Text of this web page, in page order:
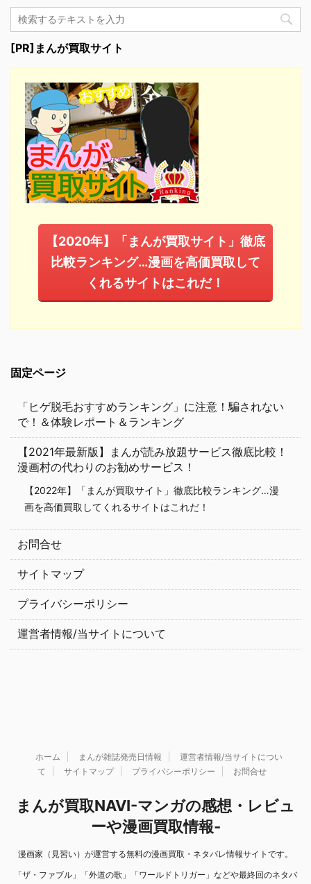
[PR]まんが買取サイト
【2020年】「まんが買取サイト」徹底
比較ランキング…漫画を高価買取して
くれるサイトはこれだ！
固定ページ
「ヒゲ脱毛おすすめランキング」に注意！騙されない
で！＆体験レポート＆ランキング
【2021年最新版】まんが読み放題サービス徹底比較！
漫画村の代わりのお勧めサービス！
【2022年】「まんが買取サイト」徹底比較ランキング…漫
画を高価買取してくれるサイトはこれだ！
お問合せ
サイトマップ
プライバシーポリシー
運営者情報/当サイトについて
ホーム まんが雑誌発売日情報
運営者情報/当サイトについ
て
サイトマップ プライバシーポリシー お問合せ
まんが買取NAVI-マンガの感想・レビュ
ーや漫画買取情報-
漫画家（見習い）が運営する無料の漫画買取・ネタバレ情報サイトです。
「ザ・ファブル」「外道の歌」「ワールドトリガー」などや最終回のネタバ